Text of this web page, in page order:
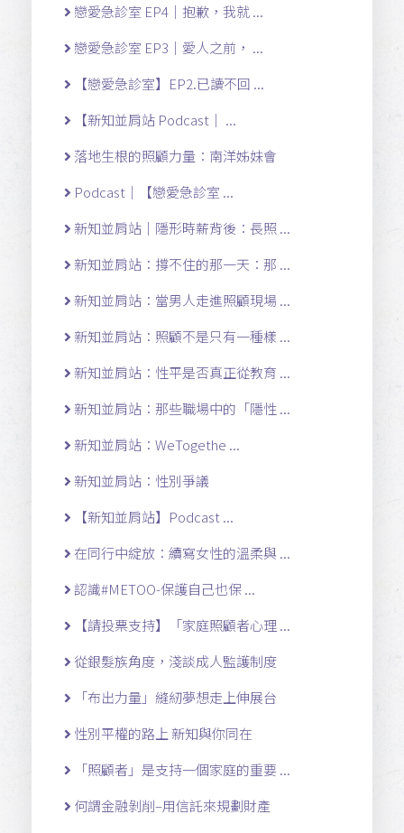
戀愛急診室 EP4｜抱歉，我就 ...
戀愛急診室 EP3｜愛人之前， ...
【戀愛急診室】EP2.已讀不回 ...
【新知並肩站 Podcast｜ ...
落地生根的照顧力量：南洋姊妹會
Podcast｜【戀愛急診室 ...
新知並肩站｜隱形時薪背後：長照 ...
新知並肩站：撐不住的那一天：那 ...
新知並肩站：當男人走進照顧現場 ...
新知並肩站：照顧不是只有一種樣 ...
新知並肩站：性平是否真正從教育 ...
新知並肩站：那些職場中的「隱性 ...
新知並肩站：WeTogethe ...
新知並肩站：性別爭議
【新知並肩站】Podcast ...
在同行中綻放：續寫女性的溫柔與 ...
認識#METOO-保護自己也保 ...
【請投票支持】「家庭照顧者心理 ...
從銀髮族角度，淺談成人監護制度
「布出力量」縫紉夢想走上伸展台
性別平權的路上 新知與你同在
「照顧者」是支持一個家庭的重要 ...
何謂金融剝削–用信託來規劃財產